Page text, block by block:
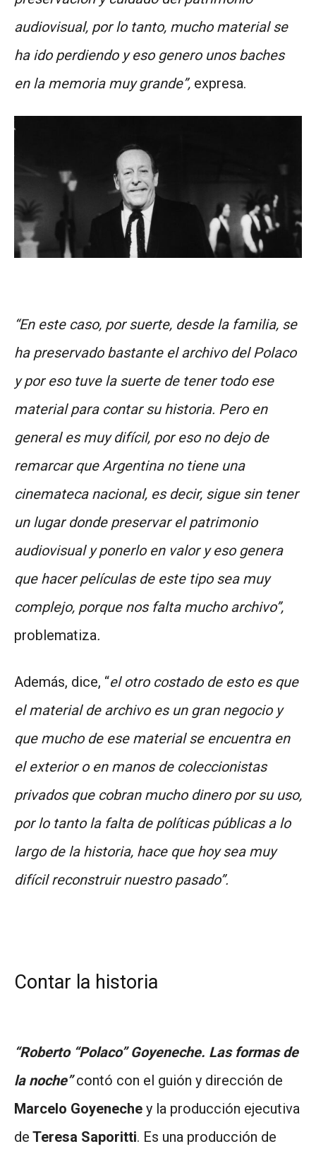
audiovisual, por lo tanto, mucho material se
ha ido perdiendo y eso genero unos baches
en la memoria muy grande”, expresa.
“En este caso, por suerte, desde la familia, se
ha preservado bastante el archivo del Polaco
y por eso tuve la suerte de tener todo ese
material para contar su historia. Pero en
general es muy difícil, por eso no dejo de
remarcar que Argentina no tiene una
cinemateca nacional, es decir, sigue sin tener
un lugar donde preservar el patrimonio
audiovisual y ponerlo en valor y eso genera
que hacer películas de este tipo sea muy
complejo, porque nos falta mucho archivo”,
problematiza.
Además, dice, “el otro costado de esto es que
el material de archivo es un gran negocio y
que mucho de ese material se encuentra en
el exterior o en manos de coleccionistas
privados que cobran mucho dinero por su uso,
por lo tanto la falta de políticas públicas a lo
largo de la historia, hace que hoy sea muy
difícil reconstruir nuestro pasado”.
Contar la historia
“Roberto “Polaco” Goyeneche. Las formas de
la noche”contó con el guión y dirección de
Marcelo Goyeneche y la producción ejecutiva
de Teresa Saporitti. Es una producción de